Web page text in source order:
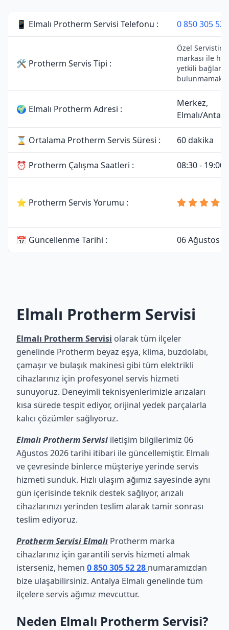
📱 Elmalı Protherm Servisi Telefonu : 0 850 305 52
🛠 Protherm Servis Tipi :
Özel Servistir.
markası ile
yetkili
🌍 Elmalı Protherm Adresi :
Merkez,
Elmalı/
⌛ Ortalama Protherm Servis Süresi : 60 dakika
⏰ Protherm Çalışma Saatleri : 08:30 - 19:00
⭐ Protherm Servis Yorumu :
📅 Güncellenme Tarihi : 06 Ağustos
Elmalı Protherm Servisi
Elmalı Protherm Servisi olarak tüm ilçeler
genelinde Protherm beyaz eşya, klima, buzdolabı,
çamaşır ve bulaşık makinesi gibi tüm elektrikli
cihazlarınız için profesyonel servis hizmeti
sunuyoruz. Deneyimli teknisyenlerimizle arızaları
kısa sürede tespit ediyor, orijinal yedek parçalarla
kalıcı çözümler sağlıyoruz.
Elmalı Protherm Servisi iletişim bilgilerimiz 06
Ağustos 2026 tarihi itibari ile güncellemiştir. Elmalı
ve çevresinde binlerce müşteriye yerinde servis
hizmeti sunduk. Hızlı ulaşım ağımız sayesinde aynı
gün içerisinde teknik destek sağlıyor, arızalı
cihazlarınızı yerinden teslim alarak tamir sonrası
teslim ediyoruz.
Protherm Servisi Elmalı Protherm marka
cihazlarınız için garantili servis hizmeti almak
isterseniz, hemen 0 850 305 52 28 numaramızdan
bize ulaşabilirsiniz. Antalya Elmalı genelinde tüm
ilçelere servis ağımız mevcuttur.
Neden Elmalı Protherm Servisi?